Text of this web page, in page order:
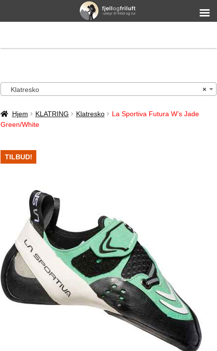
×
Klatresko
Hjem KLATRING Klatresko
La Sportiva Futura W’s Jade
Green/White
TILBUD!